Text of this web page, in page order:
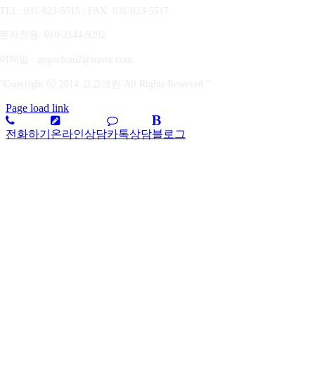
Page load link
전화하기 온라인상담카톡상담블로그